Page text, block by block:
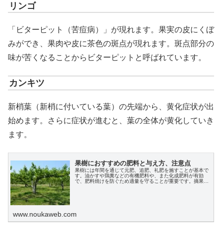
リンゴ
「ビターピット（苦痘病）」が現れます。果実の皮にくぼ
みができ、果肉や皮に茶色の斑点が現れます。斑点部分の
味が苦くなることからビターピットと呼ばれています。
カンキツ
新梢葉（新梢に付いている葉）の先端から、黄化症状が出
始めます。さらに症状が進むと、葉の全体が黄化していき
ます。
果樹におすすめの肥料と与え方、注意点
果樹には年間を通じて元肥、追肥、礼肥を施すことが基本で
す。油かすや鶏糞などの有機肥料や、また化成肥料が有効
で、肥料焼けを防ぐため適量を守ることが重要です。摘果や
www.noukaweb.com